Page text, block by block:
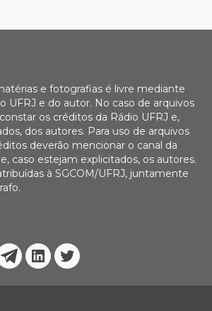
Telegram
Linkedin
Twitter
e fotografias é livre mediante
UFRJ e do autor. No caso de arquivos
os créditos da Rádio UFRJ e,
dos autores. Para uso de arquivos
deverão mencionar o canal da
caso estejam explicitados, os autores.
à SGCOM/UFRJ, juntamente